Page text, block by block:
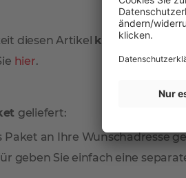
diesen Artikel kostenlosvor
hier.
geliefert:
Paket an Ihre Wunschadresse
geben Sie einfach eine